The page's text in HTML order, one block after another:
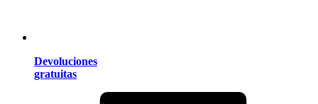
Devoluciones
gratuitas